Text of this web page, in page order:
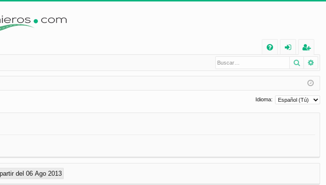
Q
nt
ifi
eg
ist
ra
Buscar
Idioma: